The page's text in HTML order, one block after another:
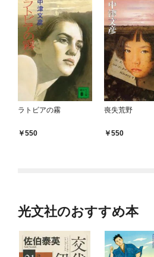
ラトビアの霧
550
喪失荒野
550
光文社のおすすめ本